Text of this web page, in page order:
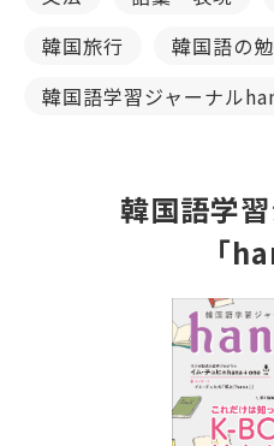
韓国旅行
韓国語の
韓国語学習ジャーナル
韓国語学
「